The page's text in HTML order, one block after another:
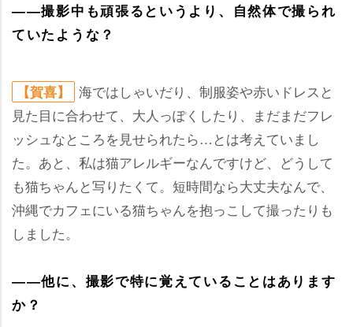
――撮影中も頑張るというより、自然体で撮られ
ていたような？
【賀喜】
海ではしゃいだり、制服姿や赤いドレスと
見た目に合わせて、大人っぽくしたり、まだまだフレ
ッシュなところを見せられたら…とは考えていまし
た。あと、私は猫アレルギーなんですけど、どうして
も猫ちゃんと写りたくて。短時間なら大丈夫なんで、
沖縄でカフェにいる猫ちゃんを抱っこして撮ったりも
しました。
――他に、撮影で特に覚えていることはあります
か？